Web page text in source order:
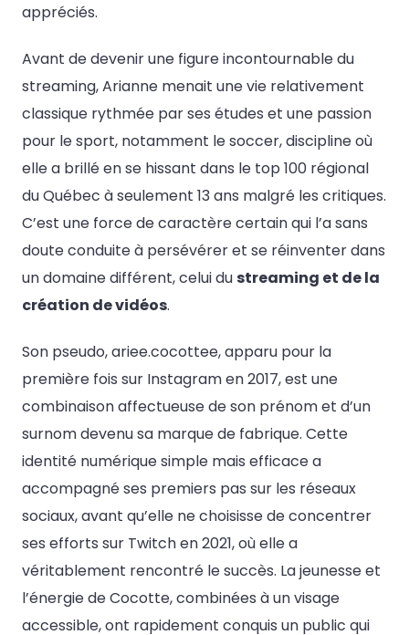
appréciés.
Avant de devenir une figure incontournable du
streaming, Arianne menait une vie relativement
classique rythmée par ses études et une passion
pour le sport, notamment le soccer, discipline où
elle a brillé en se hissant dans le top 100 régional
du Québec à seulement 13 ans malgré les critiques.
C’est une force de caractère certain qui l’a sans
doute conduite à persévérer et se réinventer dans
un domaine différent, celui du streaming et de la
création de vidéos.
Son pseudo, ariee.cocottee, apparu pour la
première fois sur Instagram en 2017, est une
combinaison affectueuse de son prénom et d’un
surnom devenu sa marque de fabrique. Cette
identité numérique simple mais efficace a
accompagné ses premiers pas sur les réseaux
sociaux, avant qu’elle ne choisisse de concentrer
ses efforts sur Twitch en 2021, où elle a
véritablement rencontré le succès. La jeunesse et
l’énergie de Cocotte, combinées à un visage
accessible, ont rapidement conquis un public qui